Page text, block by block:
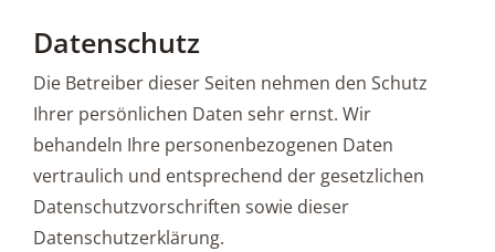
Datenschutz
Die Betreiber dieser Seiten nehmen den Schutz
Ihrer persönlichen Daten sehr ernst. Wir
behandeln Ihre personenbezogenen Daten
vertraulich und entsprechend der gesetzlichen
Datenschutzvorschriften sowie dieser
Datenschutzerklärung.